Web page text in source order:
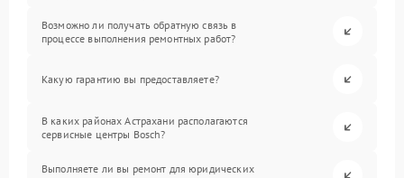
Возможно ли получать обратную связь в
процессе выполнения ремонтных работ?
Какую гарантию вы предоставляете?
В каких районах Астрахани располагаются
сервисные центры Bosch?
Выполняете ли вы ремонт для юридических